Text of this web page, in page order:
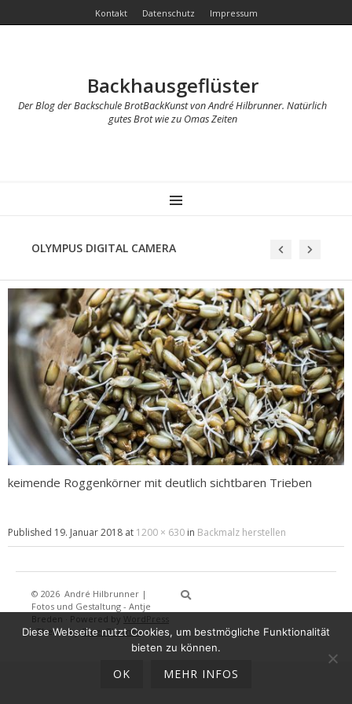
Kontakt Datenschutz Impressum
Backhausgeflüster
Der Blog der Backschule BrotBackKunst von André Hilbrunner. Natürlich
gutes Brot wie zu Omas Zeiten
MENU
OLYMPUS DIGITAL CAMERA
keimende Roggenkörner mit deutlich sichtbaren Trieben
Published 19. Januar 2018 at 1200 × 630 in Backmalz herstellen
© 2026 André Hilbrunner |
Fotos und Gestaltung - Antje
Breden
Powered by WordPress
·Theme byDinevThemes
Diese Webseite nutzt Cookies, um bestmögliche Funktionalität
bieten zu können.
OK MEHR INFOS